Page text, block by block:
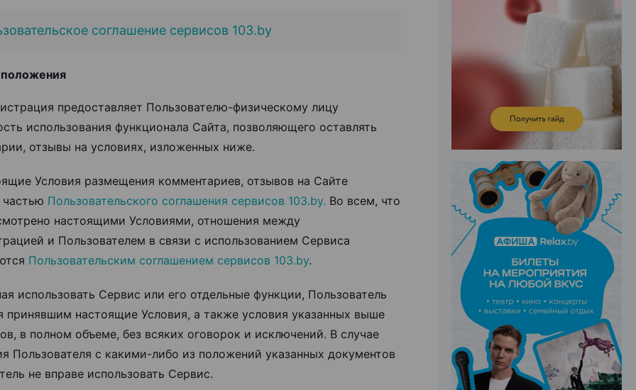
соглашение сервисов 103.by
предоставляет Пользователю-физическому лицу
использования функционала Сайта, позволяющего оставлять
отзывы на условиях, изложенных ниже.
Условия размещения комментариев, отзывов на Сайте
частью Пользовательского соглашения сервисов 103.by. Во всем, что
настоящими Условиями, отношения между
и Пользователем в связи с использованием Сервиса
Пользовательским соглашением сервисов 103.by.
использовать Сервис или его отдельные функции, Пользователь
принявшим настоящие Условия, а также условия указанных выше
в полном объеме, без всяких оговорок и исключений. В случае
Пользователя с какими-либо из положений указанных документов
не вправе использовать Сервис.
ЭФФЕКТИВНАЯ РЕКЛАМА НА САЙТЕ
ЭФФЕКТИВНАЯ РЕКЛАМА НА САЙТЕ